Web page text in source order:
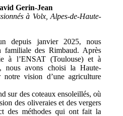
Gerin-Jean
à Volx, Alpes-de-Haute-
depuis janvier 2025, nous
familiale des Rimbaud. Après
à l’ENSAT (Toulouse) et à
nous avons choisi la Haute-
vision d’une agriculture
sur des coteaux ensoleillés, où
des oliveraies et des vergers
des méthodes qui ont fait la